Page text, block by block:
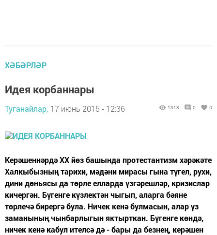
ХӘБӘРЛӘР
Идея корбаннары
Туганайлар, 17 июнь 2015 - 12:36 1313 0 0
Керәшеннәрдә XX йөз башында протестантизм хәрәкәте
Халкыбызның тарихи, мәдәни мирасы гына түгел, рухи,
дини дөньясы да төрле елларда үзгәрешләр, кризислар
кичергән. Бүгенге күзлектән чыгып, аларга бәяне
төрлечә бирергә була. Ничек кенә булмасын, алар үз
заманының чынбарлыгын яктырткан. Бүгенге көндә,
ничек кенә кабул ителсә дә - бары да безнең, керәшен